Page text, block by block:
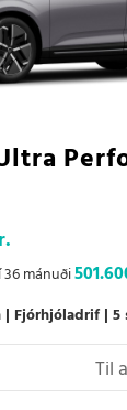
mánuði
Fjórhjóladrif 5
Til